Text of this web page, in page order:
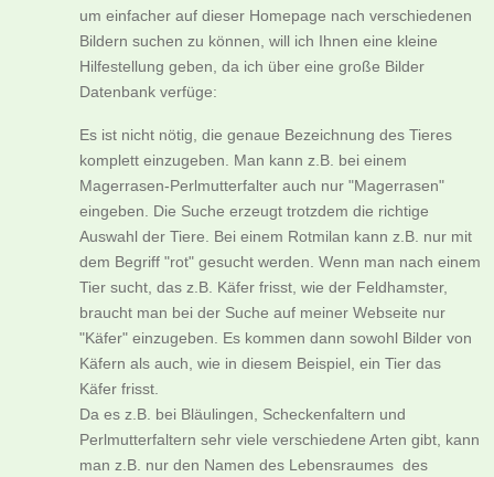
um einfacher auf dieser Homepage nach verschiedenen
Bildern suchen zu können, will ich Ihnen eine kleine
Hilfestellung geben, da ich über eine große Bilder
Datenbank verfüge:
Es ist nicht nötig, die genaue Bezeichnung des Tieres
komplett einzugeben. Man kann z.B. bei einem
Magerrasen-Perlmutterfalter auch nur "Magerrasen"
eingeben. Die Suche erzeugt trotzdem die richtige
Auswahl der Tiere. Bei einem Rotmilan kann z.B. nur mit
dem Begriff "rot" gesucht werden. Wenn man nach einem
Tier sucht, das z.B. Käfer frisst, wie der Feldhamster,
braucht man bei der Suche auf meiner Webseite nur
"Käfer" einzugeben. Es kommen dann sowohl Bilder von
Käfern als auch, wie in diesem Beispiel, ein Tier das
Käfer frisst.
Da es z.B. bei Bläulingen, Scheckenfaltern und
Perlmutterfaltern sehr viele verschiedene Arten gibt, kann
man z.B. nur den Namen des Lebensraumes des